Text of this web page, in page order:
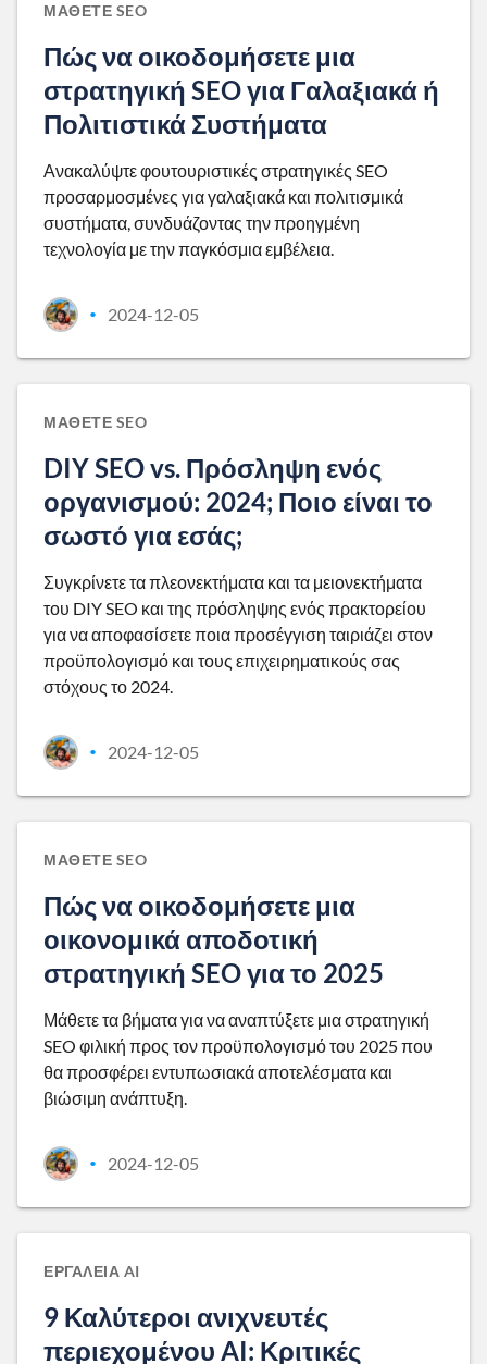
ΜΆΘΕΤΕ SEO
Πώς να οικοδομήσετε μια
στρατηγική SEO για Γαλαξιακά ή
Πολιτιστικά Συστήματα
Ανακαλύψτε φουτουριστικές στρατηγικές SEO
προσαρμοσμένες για γαλαξιακά και πολιτισμικά
συστήματα, συνδυάζοντας την προηγμένη
τεχνολογία με την παγκόσμια εμβέλεια.
• 2024-12-05
ΜΆΘΕΤΕ SEO
DIY SEO vs. Πρόσληψη ενός
οργανισμού: 2024; Ποιο είναι το
σωστό για εσάς;
Συγκρίνετε τα πλεονεκτήματα και τα μειονεκτήματα
του DIY SEO και της πρόσληψης ενός πρακτορείου
για να αποφασίσετε ποια προσέγγιση ταιριάζει στον
προϋπολογισμό και τους επιχειρηματικούς σας
στόχους το 2024.
• 2024-12-05
ΜΆΘΕΤΕ SEO
Πώς να οικοδομήσετε μια
οικονομικά αποδοτική
στρατηγική SEO για το 2025
Μάθετε τα βήματα για να αναπτύξετε μια στρατηγική
SEO φιλική προς τον προϋπολογισμό του 2025 που
θα προσφέρει εντυπωσιακά αποτελέσματα και
βιώσιμη ανάπτυξη.
• 2024-12-05
ΕΡΓΑΛΕΊΑ AI
9 Καλύτεροι ανιχνευτές
περιεχομένου AI: Κριτικές